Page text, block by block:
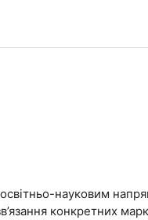
освітньо-науковим
конкретних